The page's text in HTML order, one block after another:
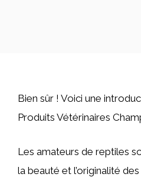
Bien sûr ! Voici une
Produits Vétérinaires
Les amateurs de reptiles
la beauté et l’originalité